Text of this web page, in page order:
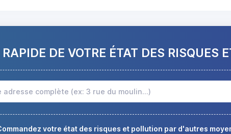
DE VOTRE ÉTAT DES RISQUES
votre état des risques et pollution par d'autres